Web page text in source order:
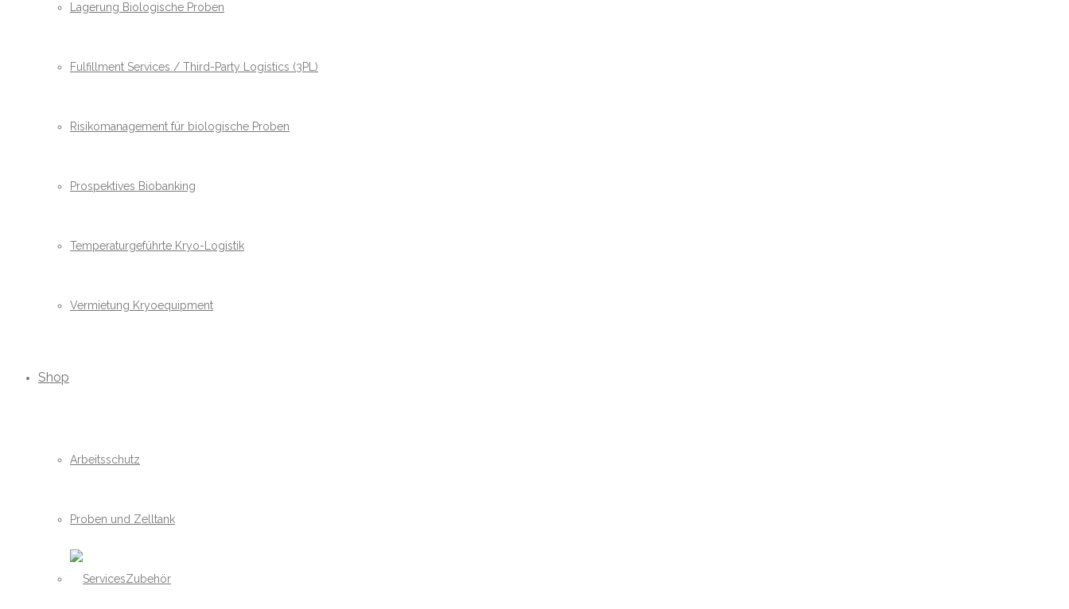
Lagerung Biologische Proben
Fulfillment Services / Third-Party Logistics (3PL)
Risikomanagement für biologische Proben
Prospektives Biobanking
Temperaturgeführte Kryo-Logistik
Vermietung Kryoequipment
Shop
Arbeitsschutz
Proben und Zelltank
Zubehör